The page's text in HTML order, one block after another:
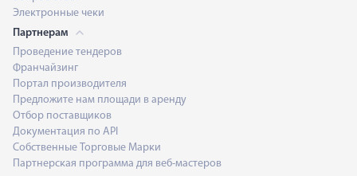
Электронные чеки
Партнерам
Проведение тендеров
Франчайзинг
Портал производителя
Предложите нам площади в аренду
Отбор поставщиков
Документация по API
Собственные Торговые Марки
Партнерская программа для веб-мастеров